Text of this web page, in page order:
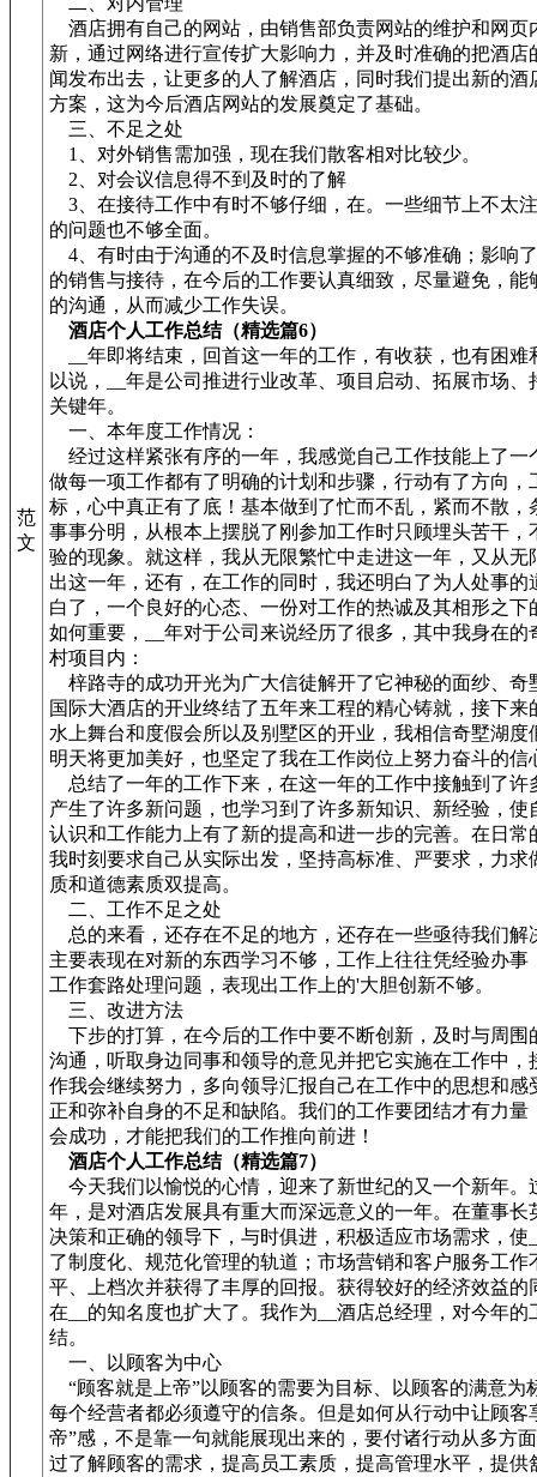
范
文
酒店拥有自己的网站，由销售部负责网站的维护和网页
新，通过网络进行宣传扩大影响力，并及时准确的把酒店
闻发布出去，让更多的人了解酒店，同时我们提出新的酒
方案，这为今后酒店网站的发展奠定了基础。
三、不足之处
1、对外销售需加强，现在我们散客相对比较少。
2、对会议信息得不到及时的了解
3、在接待工作中有时不够仔细，在。一些细节上不太
的问题也不够全面。
4、有时由于沟通的不及时信息掌握的不够准确；影响
的销售与接待，在今后的工作要认真细致，尽量避免，能
的沟通，从而减少工作失误。
酒店个人工作总结（精选篇6）
__年即将结束，回首这一年的工作，有收获，也有困难
以说，__年是公司推进行业改革、项目启动、拓展市场、
关键年。
一、本年度工作情况：
经过这样紧张有序的一年，我感觉自己工作技能上了一
做每一项工作都有了明确的计划和步骤，行动有了方向，
标，心中真正有了底！基本做到了忙而不乱，紧而不散，
事事分明，从根本上摆脱了刚参加工作时只顾埋头苦干，
验的现象。就这样，我从无限繁忙中走进这一年，又从无
出这一年，还有，在工作的同时，我还明白了为人处事的
白了，一个良好的心态、一份对工作的热诚及其相形之下
如何重要，__年对于公司来说经历了很多，其中我身在的
村项目内：
梓路寺的成功开光为广大信徒解开了它神秘的面纱、奇
国际大酒店的开业终结了五年来工程的精心铸就，接下来
水上舞台和度假会所以及别墅区的开业，我相信奇墅湖度
明天将更加美好，也坚定了我在工作岗位上努力奋斗的信
总结了一年的工作下来，在这一年的工作中接触到了许
产生了许多新问题，也学习到了许多新知识、新经验，使
认识和工作能力上有了新的提高和进一步的完善。在日常
我时刻要求自己从实际出发，坚持高标准、严要求，力求
质和道德素质双提高。
二、工作不足之处
总的来看，还存在不足的地方，还存在一些亟待我们解
主要表现在对新的东西学习不够，工作上往往凭经验办事
工作套路处理问题，表现出工作上的'大胆创新不够。
三、改进方法
下步的打算，在今后的工作中要不断创新，及时与周围
沟通，听取身边同事和领导的意见并把它实施在工作中，
作我会继续努力，多向领导汇报自己在工作中的思想和感
正和弥补自身的不足和缺陷。我们的工作要团结才有力量
会成功，才能把我们的工作推向前进！
酒店个人工作总结（精选篇7）
今天我们以愉悦的心情，迎来了新世纪的又一个新年。
年，是对酒店发展具有重大而深远意义的一年。在董事长
决策和正确的领导下，与时俱进，积极适应市场需求，使
了制度化、规范化管理的轨道；市场营销和客户服务工作
平、上档次并获得了丰厚的回报。获得较好的经济效益的
在__的知名度也扩大了。我作为__酒店总经理，对今年的
结。
一、以顾客为中心
“顾客就是上帝”以顾客的需要为目标、以顾客的满意为
每个经营者都必须遵守的信条。但是如何从行动中让顾客
帝”感，不是靠一句就能展现出来的，要付诸行动从多方
过了解顾客的需求，提高员工素质，提高管理水平，提供